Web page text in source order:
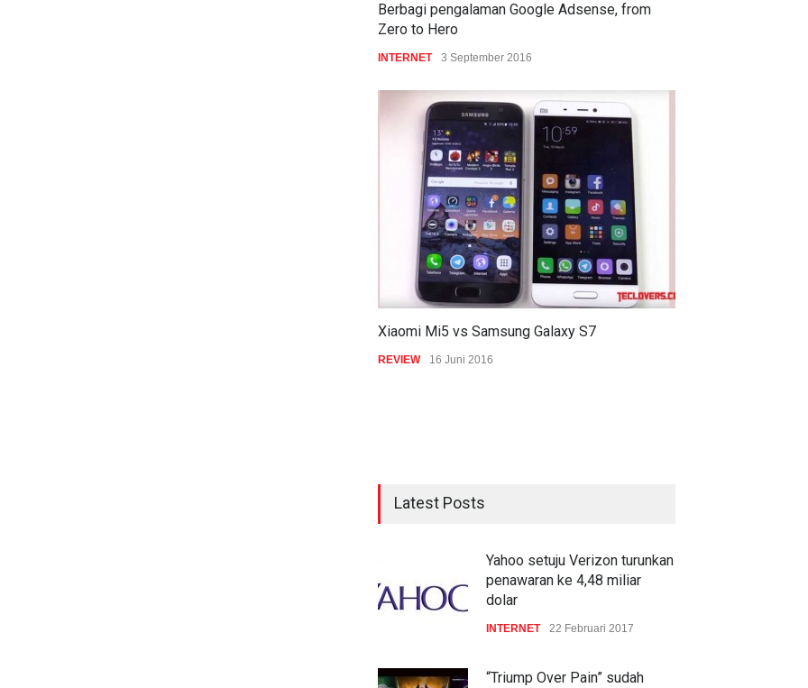
Berbagi pengalaman Google Adsense, from
Zero to Hero
INTERNET 3 September 2016
Xiaomi Mi5 vs Samsung Galaxy S7
REVIEW 16 Juni 2016
Latest Posts
Yahoo setuju Verizon turunkan
penawaran ke 4,48 miliar
dolar
INTERNET 22 Februari 2017
“Triump Over Pain” sudah